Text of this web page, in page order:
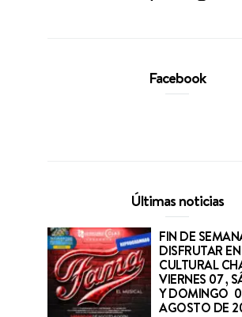
Facebook
Últimas noticias
FIN DE
DISFRUTAR
CULTURAL
VIERNES 07 ,
Y DOMINGO
AGOSTO DE